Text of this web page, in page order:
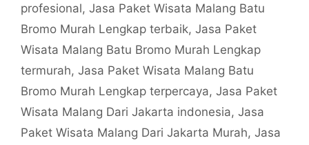
profesional, Jasa Paket Wisata Malang Batu
Bromo Murah Lengkap terbaik, Jasa Paket
Wisata Malang Batu Bromo Murah Lengkap
termurah, Jasa Paket Wisata Malang Batu
Bromo Murah Lengkap terpercaya, Jasa Paket
Wisata Malang Dari Jakarta indonesia, Jasa
Paket Wisata Malang Dari Jakarta Murah, Jasa